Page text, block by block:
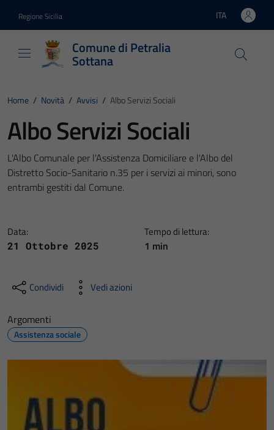
Regione Sicilia Lingua attiva:
ITA
Comune di Petralia
Sottana
Home / Novità / Avvisi / Albo Servizi Sociali
Albo Servizi Sociali
L'Albo Comunale per l'Assistenza Domiciliare e l'Albo del
Distretto Socio-Sanitario n.35 per i servizi ai minori, sono
entrambi gestiti dal Comune.
Data:
21 Ottobre 2025
Tempo di lettura:
1 min
Condividi Vedi azioni
Argomenti
Assistenza sociale